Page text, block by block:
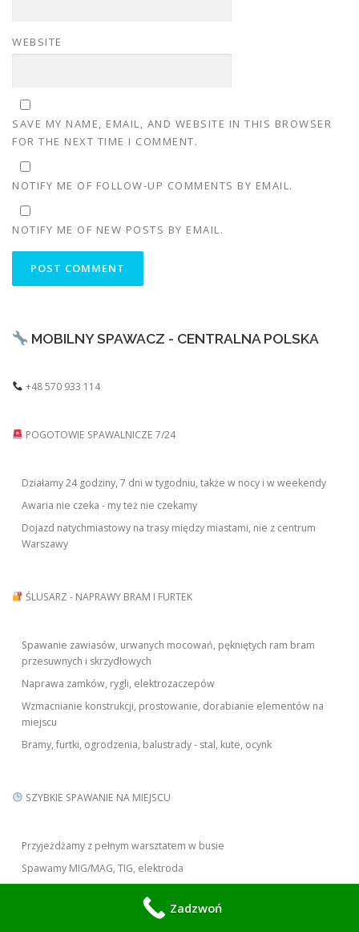
WEBSITE
SAVE MY NAME, EMAIL, AND WEBSITE IN THIS BROWSER
FOR THE NEXT TIME I COMMENT.
NOTIFY ME OF FOLLOW-UP COMMENTS BY EMAIL.
NOTIFY ME OF NEW POSTS BY EMAIL.
MOBILNY SPAWACZ - CENTRALNA POLSKA
+48 570 933 114
POGOTOWIE SPAWALNICZE 7/24
Działamy 24 godziny, 7 dni w tygodniu, także w nocy i w weekendy
Awaria nie czeka - my też nie czekamy
Dojazd natychmiastowy na trasy między miastami, nie z centrum
Warszawy
ŚLUSARZ - NAPRAWY BRAM I FURTEK
Spawanie zawiasów, urwanych mocowań, pękniętych ram bram
przesuwnych i skrzydłowych
Naprawa zamków, rygli, elektrozaczepów
Wzmacnianie konstrukcji, prostowanie, dorabianie elementów na
miejscu
Bramy, furtki, ogrodzenia, balustrady - stal, kute, ocynk
SZYBKIE SPAWANIE NA MIEJSCU
Przyjeżdżamy z pełnym warsztatem w busie
Spawamy MIG/MAG, TIG, elektroda
Własny agregat - nie potrzebujemy Twojego prądu
Zadzwoń